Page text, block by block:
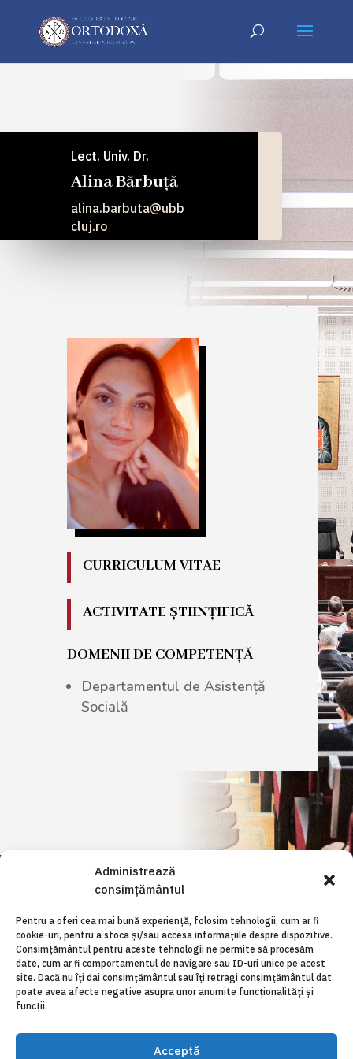
Administrează
consimțământul
Pentru a oferi cea mai bună experiență, folosim tehnologii, cum ar fi
cookie-uri, pentru a stoca și/sau accesa informațiile despre dispozitive.
Consimțământul pentru aceste tehnologii ne permite să procesăm
date, cum ar fi comportamentul de navigare sau ID-uri unice pe acest
site. Dacă nu îți dai consimțământul sau îți retragi consimțământul dat
poate avea afecte negative asupra unor anumite funcționalități și
funcții.
Acceptă
Lect. Univ. Dr.
Alina Bărbuță
alina.barbuta@ubb
cluj.ro
CURRICULUM VITAE
ACTIVITATE ȘTIINȚIFICĂ
DOMENII DE COMPETENȚĂ
Departamentul de Asistență
Socială